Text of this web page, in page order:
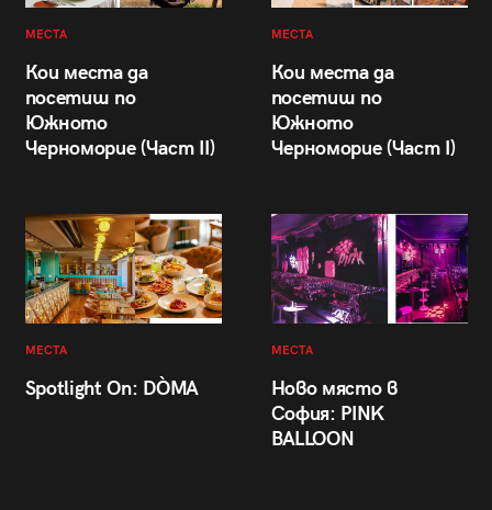
МЕСТА
Кои места да
посетиш по
Южното
Черноморие (Част II)
МЕСТА
Кои места да
посетиш по
Южното
Черноморие (Част I)
МЕСТА
Spotlight On: DÒMA
МЕСТА
Ново място в
София: PINK
BALLOON